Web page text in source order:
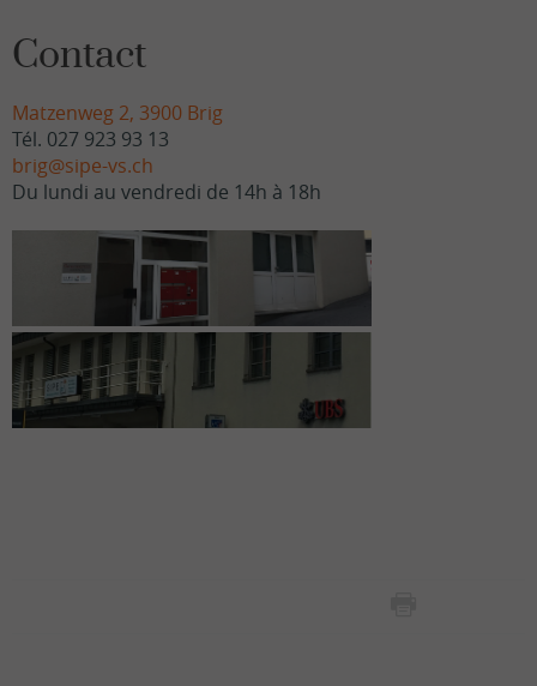
Contact
Matzenweg 2, 3900 Brig
Tél. 027 923 93 13
brig@sipe-vs.ch
Du lundi au vendredi de 14h à 18h